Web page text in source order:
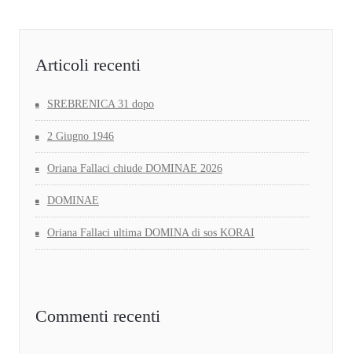
Articoli recenti
SREBRENICA 31 dopo
2 Giugno 1946
Oriana Fallaci chiude DOMINAE 2026
DOMINAE
Oriana Fallaci ultima DOMINA di sos KORAI
Commenti recenti